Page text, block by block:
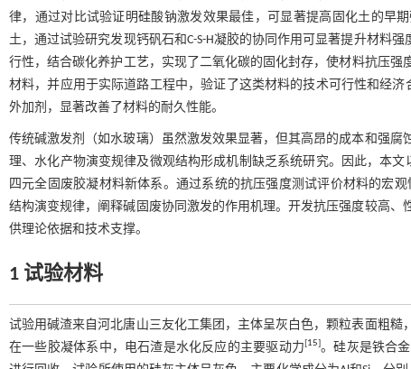
律，通过对比试验证明硅酸钠激发效果最佳，可显著提高固化土的早
土，通过试验研究发现钙矾石和C-S-H凝胶的协同作用可显著提升材料
行性，结合碳化养护工艺，实现了二氧化碳的固化封存，使材料抗压强
材料，并应用于实际道路工程中，验证了这类材料的技术可行性和经济
外加剂，显著改善了材料的耐久性能。
传统碱激发剂（如水玻璃）虽然激发效果显著，但其高昂的成本和强
理、水化产物演变规律及微观结构形成机制缺乏系统研究。因此，本
四元全固废胶凝材料新体系。通过系统的抗压强度测试评价材料的宏
结构演变规律，阐释碱固废协同激发的作用机理。开发抗压强度较高
供理论依据和技术支撑。
1 试验材料
试验用碱渣来自河北唐山三友化工集团，主体呈灰白色，颗粒表面粗糙
在一些胶凝体系中，电石渣是水化反应的主要驱动力[15]。硅灰是铁合